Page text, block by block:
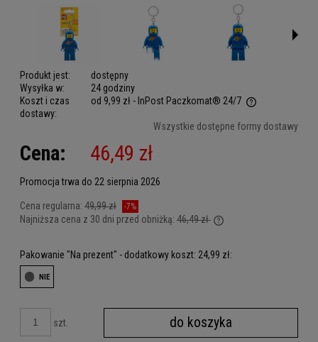
Produkt jest:
dostępny
Wysyłka w:
24 godziny
Koszt i czas
dostawy:
od 9,99 zł - InPost Paczkomat® 24/7
Cena nie zawiera ewentualnych kosztów płatności
Wszystkie dostępne formy dostawy
Cena: 46,49 zł
Promocja trwa do 22 sierpnia 2026
Cena regularna: 49,99 zł -7%
Najniższa cena z 30 dni przed obniżką: 46,49 zł
kiedy produkt pojawił
Pakowanie "Na prezent" - dodatkowy koszt: 24,99 zł:
szt. do koszyka